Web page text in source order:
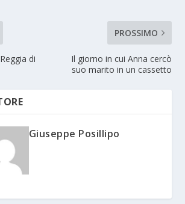
di
PROSSIMO
Il giorno in cui Anna cercò
suo marito in un cassetto
Giuseppe Posillipo